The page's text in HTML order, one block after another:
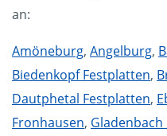
an:
Amöneburg, Angelburg,
Biedenkopf Festplatten,
Dautphetal Festplatten,
Fronhausen,